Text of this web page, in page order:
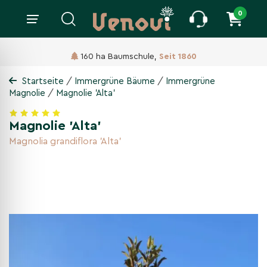
0
160 ha Baumschule, Seit 1860
Startseite / Immergrüne Bäume / Immergrüne
Magnolie / Magnolie 'Alta'
Magnolie 'Alta'
Magnolia grandiflora 'Alta'